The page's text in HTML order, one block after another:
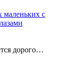
маленьких с
дорого…